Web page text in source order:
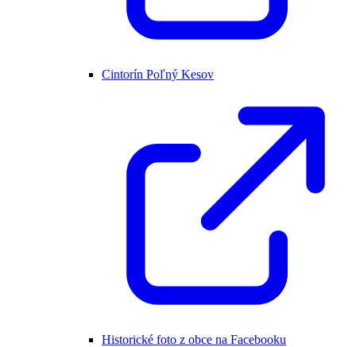
Cintorín Poľný Kesov
Historické foto z obce na Facebooku